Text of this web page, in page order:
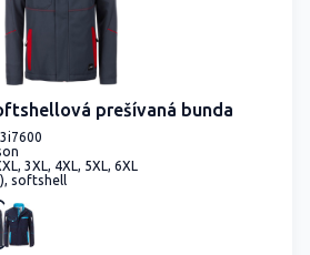
prešívaná bunda
3XL, 4XL, 5XL, 6XL
softshell